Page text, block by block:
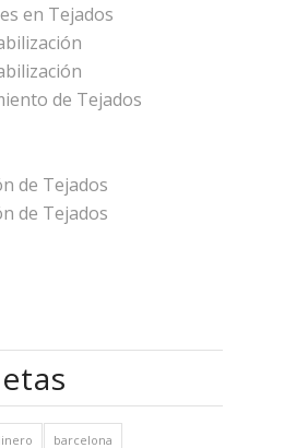
en Tejados
de Tejados
de Tejados
de Tejados
barcelona